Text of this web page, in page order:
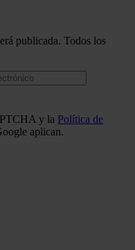
publicada. Todos los
y la Política de
aplican.